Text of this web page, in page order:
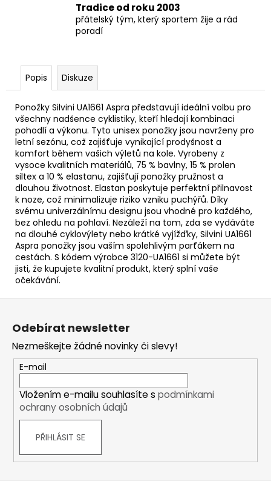
Tradice od roku 2003
přátelský tým, který sportem žije a rád
poradí
Popis Diskuze
Ponožky Silvini UA1661 Aspra představují ideální volbu pro
všechny nadšence cyklistiky, kteří hledají kombinaci
pohodlí a výkonu. Tyto unisex ponožky jsou navrženy pro
letní sezónu, což zajišťuje vynikající prodyšnost a
komfort během vašich výletů na kole. Vyrobeny z
vysoce kvalitních materiálů, 75 % bavlny, 15 % prolen
siltex a 10 % elastanu, zajišťují ponožky pružnost a
dlouhou životnost. Elastan poskytuje perfektní přilnavost
k noze, což minimalizuje riziko vzniku puchýřů. Díky
svému univerzálnímu designu jsou vhodné pro každého,
bez ohledu na pohlaví. Nezáleží na tom, zda se vydáváte
na dlouhé cyklovýlety nebo krátké vyjížďky, Silvini UA1661
Aspra ponožky jsou vaším spolehlivým parťákem na
cestách. S kódem výrobce 3120-UA1661 si můžete být
jisti, že kupujete kvalitní produkt, který splní vaše
očekávání.
Z
Odebírat newsletter
Nezmeškejte žádné novinky či slevy!
E-mail
Vložením e-mailu souhlasíte s podmínkami
ochrany osobních údajů
PŘIHLÁSIT SE